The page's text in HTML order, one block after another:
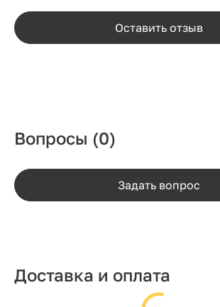
Оставить отзыв
Вопросы (0)
Задать вопрос
Доставка и оплата